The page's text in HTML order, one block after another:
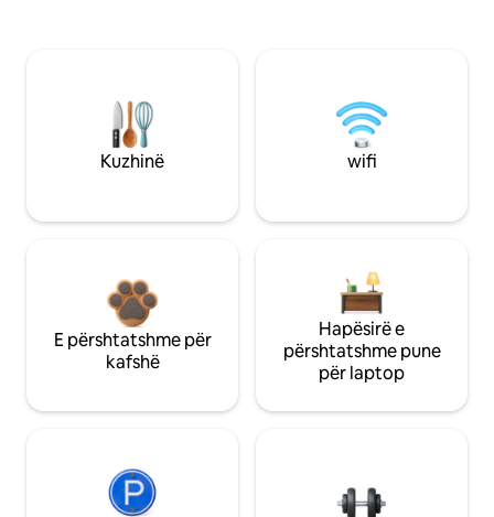
Kuzhinë wifi
E përshtatshme për
kafshë
Hapësirë e
përshtatshme pune
për laptop